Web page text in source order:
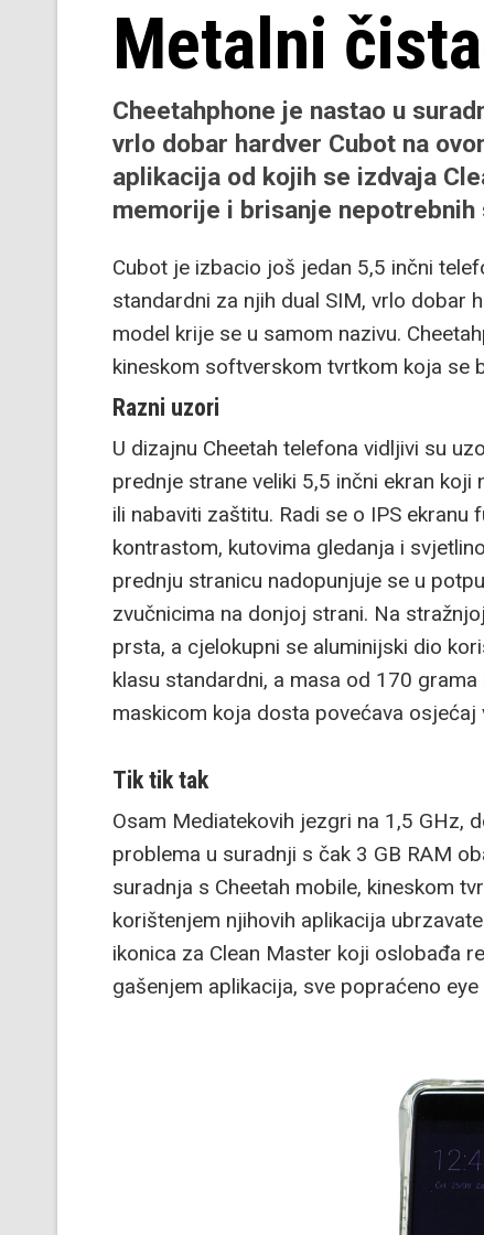
Metalni
Cheetahphone je nastao u
vrlo dobar hardver Cubot na
aplikacija od kojih se izdvaja
memorije i brisanje nepotrebnih
Cubot je izbacio još jedan 5,5 inčni
standardni za njih dual SIM, vrlo dobar
model krije se u samom nazivu.
kineskom softverskom tvrtkom koja se
Razni uzori
U dizajnu Cheetah telefona vidljivi su
prednje strane veliki 5,5 inčni ekran
ili nabaviti zaštitu. Radi se o IPS
kontrastom, kutovima gledanja i
prednju stranicu nadopunjuje se u
zvučnicima na donjoj strani. Na
prsta, a cjelokupni se aluminijski dio
klasu standardni, a masa od 170
maskicom koja dosta povećava osjećaj
Tik tik tak
Osam Mediatekovih jezgri na 1,5 GHz,
problema u suradnji s čak 3 GB RAM
suradnja s Cheetah mobile, kineskom
korištenjem njihovih aplikacija
ikonica za Clean Master koji oslobađa
gašenjem aplikacija, sve popraćeno